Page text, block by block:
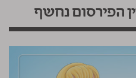
הפירסום נחשף